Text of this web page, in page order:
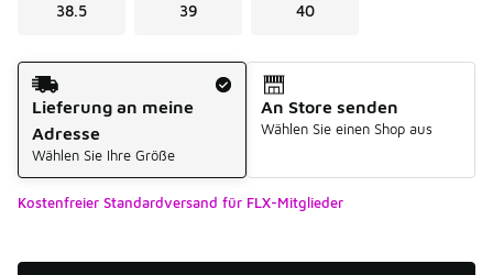
38.5 39 40
Versandart
Lieferung an meine
Adresse
Wählen Sie Ihre Größe
An Store senden
Wählen Sie einen Shop aus
Kostenfreier Standardversand für FLX-Mitglieder